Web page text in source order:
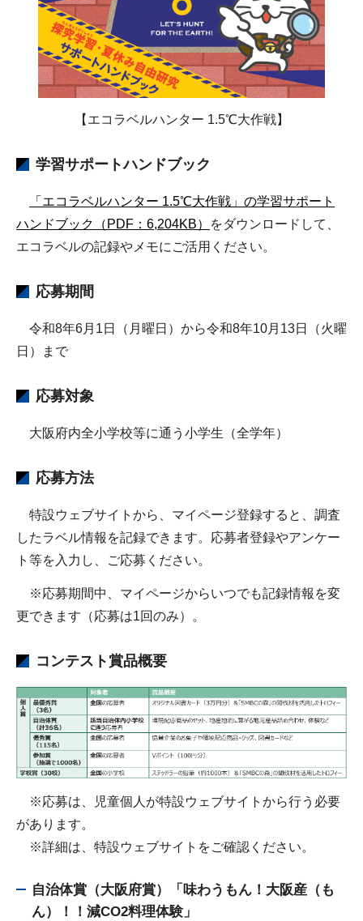
【エコラベルハンター 1.5℃大作戦】
学習サポートハンドブック
「エコラベルハンター 1.5℃大作戦」の学習サポート
ハンドブック（PDF：6,204KB）
をダウンロードして、
エコラベルの記録やメモにご活用ください。
応募期間
令和8年6月1日（月曜日）から令和8年10月13日（火曜
日）まで
応募対象
大阪府内全小学校等に通う小学生（全学年）
応募方法
特設ウェブサイトから、マイページ登録すると、調査
したラベル情報を記録できます。応募者登録やアンケー
ト等を入力し、ご応募ください。
※応募期間中、マイページからいつでも記録情報を変
更できます（応募は1回のみ）。
コンテスト賞品概要
※応募は、児童個人が特設ウェブサイトから行う必要
があります。
※詳細は、特設ウェブサイトをご確認ください。
自治体賞（大阪府賞）「味わうもん！大阪産（も
ん）！！減CO2料理体験」